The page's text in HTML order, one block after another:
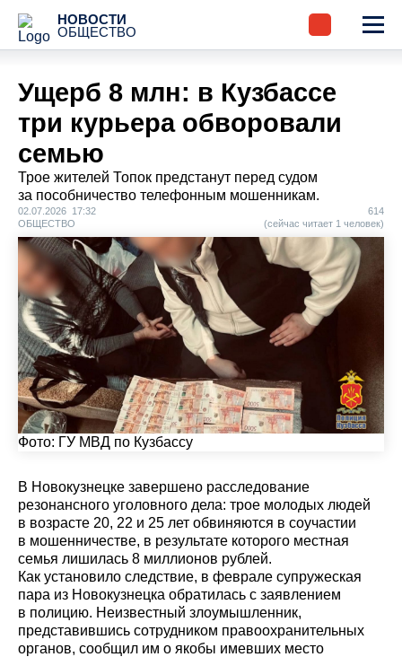
НОВОСТИ
ОБЩЕСТВО
Ущерб 8 млн: в Кузбассе
три курьера обворовали
семью
Трое жителей Топок предстанут перед судом
за пособничество телефонным мошенникам.
02.07.2026 17:32
ОБЩЕСТВО
614
(сейчас читает 1 человек)
Фото: ГУ МВД по Кузбассу
В Новокузнецке завершено расследование
резонансного уголовного дела: трое молодых людей
в возрасте 20, 22 и 25 лет обвиняются в соучастии
в мошенничестве, в результате которого местная
семья лишилась 8 миллионов рублей.
Как установило следствие, в феврале супружеская
пара из Новокузнецка обратилась с заявлением
в полицию. Неизвестный злоумышленник,
представившись сотрудником правоохранительных
органов, сообщил им о якобы имевших место